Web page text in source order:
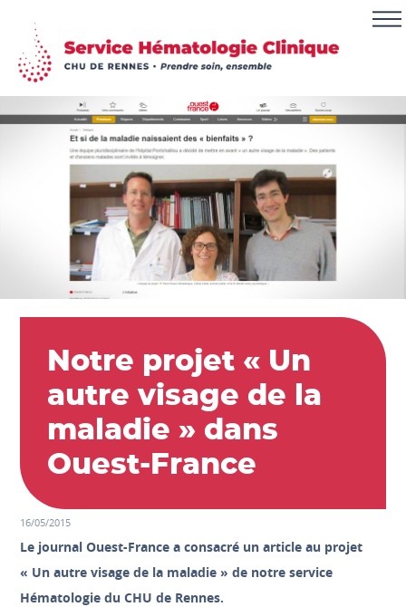
Notre projet « Un
autre visage de la
maladie » dans
Ouest-France
16/05/2015
Le journal Ouest-France a consacré un article au projet
« Un autre visage de la maladie » de notre service
Hématologie du CHU de Rennes.